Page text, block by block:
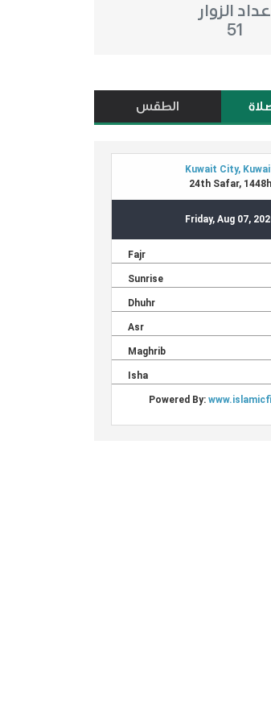
عداد الزوار
51
الطقس